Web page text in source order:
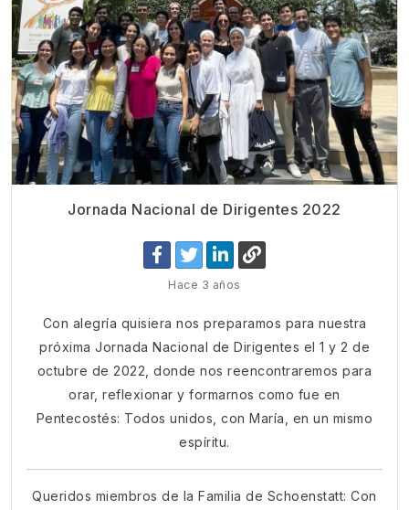
Jornada Nacional de Dirigentes 2022
Hace 3 años
Con alegría quisiera nos preparamos para nuestra
próxima Jornada Nacional de Dirigentes el 1 y 2 de
octubre de 2022, donde nos reencontraremos para
orar, reflexionar y formarnos como fue en
Pentecostés: Todos unidos, con María, en un mismo
espíritu.
Queridos miembros de la Familia de Schoenstatt: Con